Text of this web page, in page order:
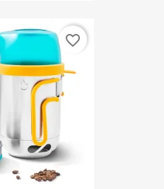
favorite_border